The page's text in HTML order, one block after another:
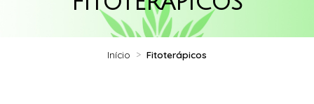
Início Fitoterápicos